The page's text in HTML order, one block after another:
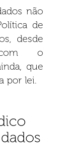
não
de
desde
o
que
por lei.